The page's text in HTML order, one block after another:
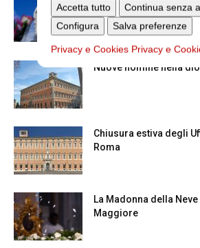
Accetta tutto
Continua senza
Configura
Salva preferenze
Privacy e Cookies Privacy e
diocesano a Lourdes
Nuove nomine nella
Chiusura estiva degli
Roma
La Madonna della
Maggiore